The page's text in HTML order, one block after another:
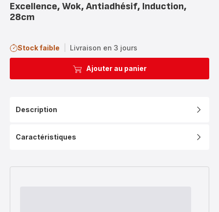
Excellence, Wok, Antiadhésif, Induction,
28cm
Stock faible Livraison en 3 jours
Ajouter au panier
Description
Caractéristiques